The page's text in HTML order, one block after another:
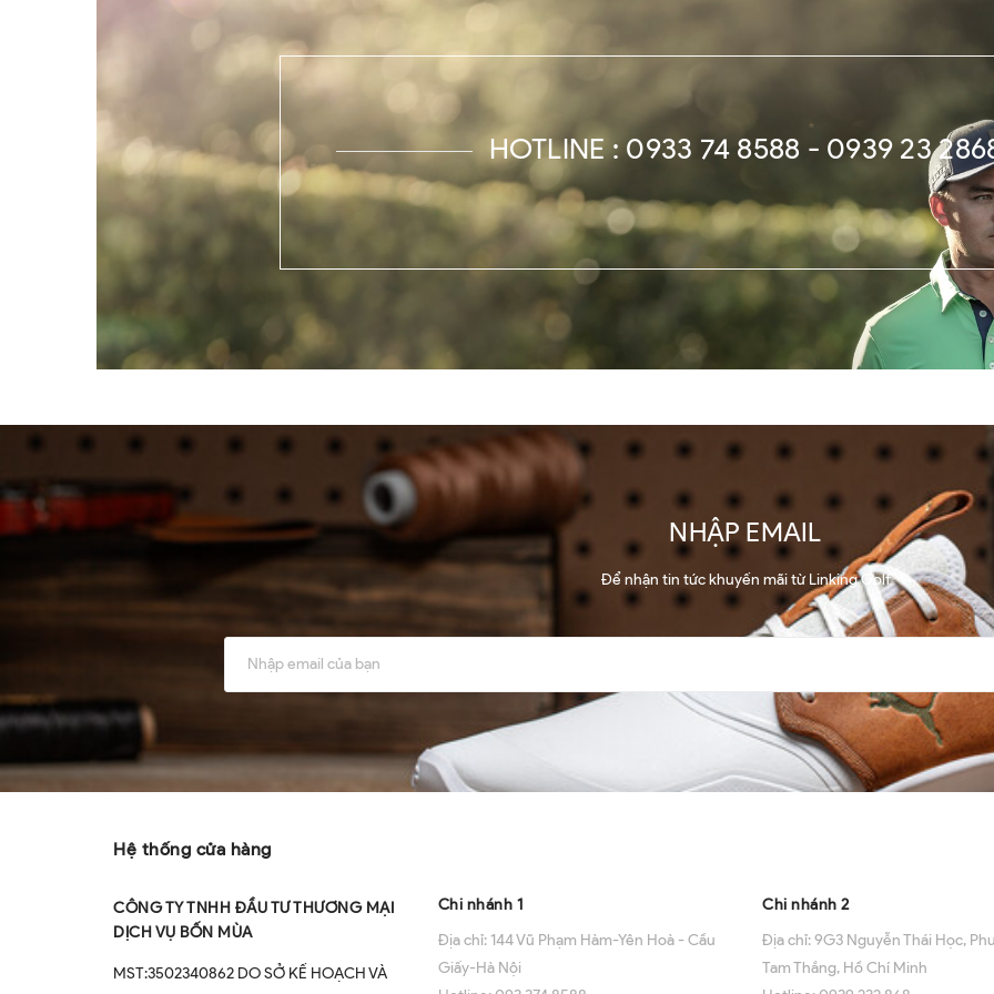
HOTLINE : 0933 74 8588 - 0939 23
NHẬP EMAIL
Để nhận tin tức khuyến mãi từ Linking Golf
Hệ thống cửa hàng
CÔNG TY TNHH ĐẦU TƯ THƯƠNG MẠI
DỊCH VỤ BỐN MÙA
MST:3502340862 DO SỞ KẾ HOẠCH VÀ
Chi nhánh 1
Địa chỉ:144 Vũ Phạm Hàm-Yên Hoà - Cầu
Giấy-Hà Nội
Chi nhánh 2
Địa chỉ:9G3 Nguyễn Thái Học,
Tam Thắng, Hồ Chí Minh